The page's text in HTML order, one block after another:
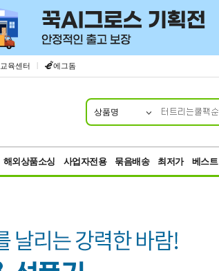
교육센터 | 에그돔
상품명
해외상품소싱 사업자전용 묶음배송 최저가 베스트